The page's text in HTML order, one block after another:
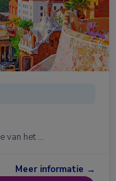
van het …
Meer informatie →